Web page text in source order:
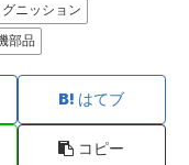
グニッション
部品
はてブ
コピー